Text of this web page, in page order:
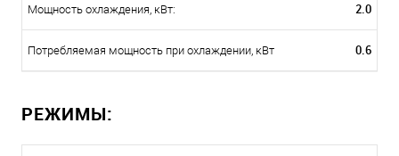
Мощность охлаждения, кВт: 2.0
Потребляемая мощность при охлаждении, кВт 0.6
РЕЖИМЫ: